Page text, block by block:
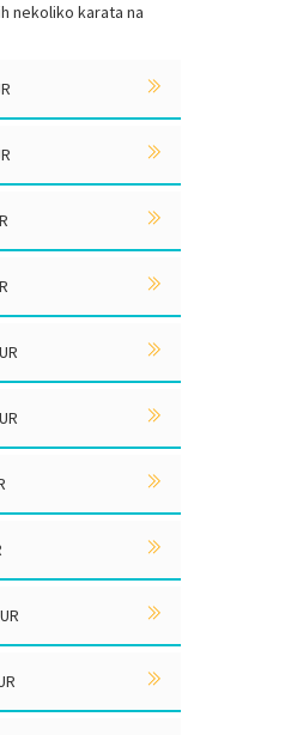
nekoliko karata na